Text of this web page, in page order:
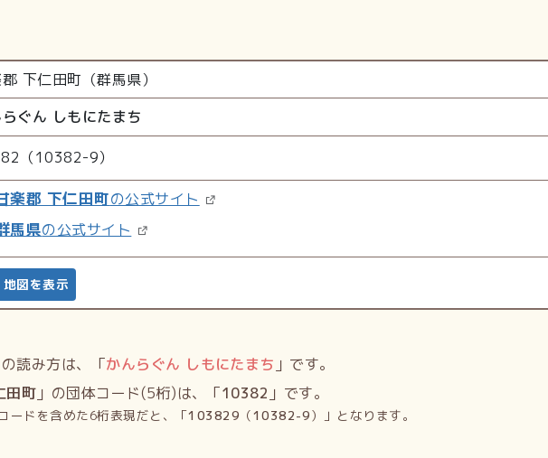
下仁田町（群馬県）
ぐん しもにたまち
（10382-9）
楽郡 下仁田町の公式サイト
馬県の公式サイト
地図を表示
の読み方は、「かんらぐん しもにたまち 」です。
田町 」の団体コード(5桁)は、「10382 」です。
ードを含めた6桁表現だと、「103829 （10382-9）」となります。